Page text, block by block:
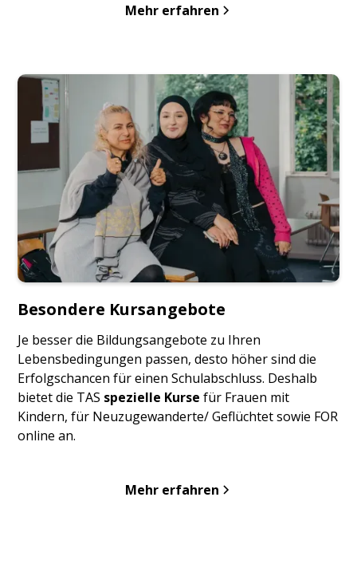
Mehr erfahren
Besondere Kursangebote
Je besser die Bildungsangebote zu Ihren
Lebensbedingungen passen, desto höher sind die
Erfolgschancen für einen Schulabschluss. Deshalb
bietet die TAS spezielle Kurse für Frauen mit
Kindern, für Neuzugewanderte/ Geflüchtet sowie FOR
online an.
Mehr erfahren